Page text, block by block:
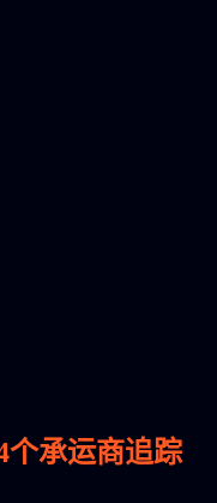
个承运商追踪